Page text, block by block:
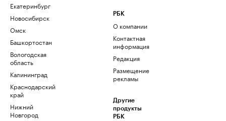
Екатеринбург
Новосибирск
Омск
Башкортостан
Вологодская
область
Калининград
Краснодарский
край
Нижний
Новгород
РБК
О компании
Контактная
информация
Редакция
Размещение
рекламы
Другие
продукты
РБК